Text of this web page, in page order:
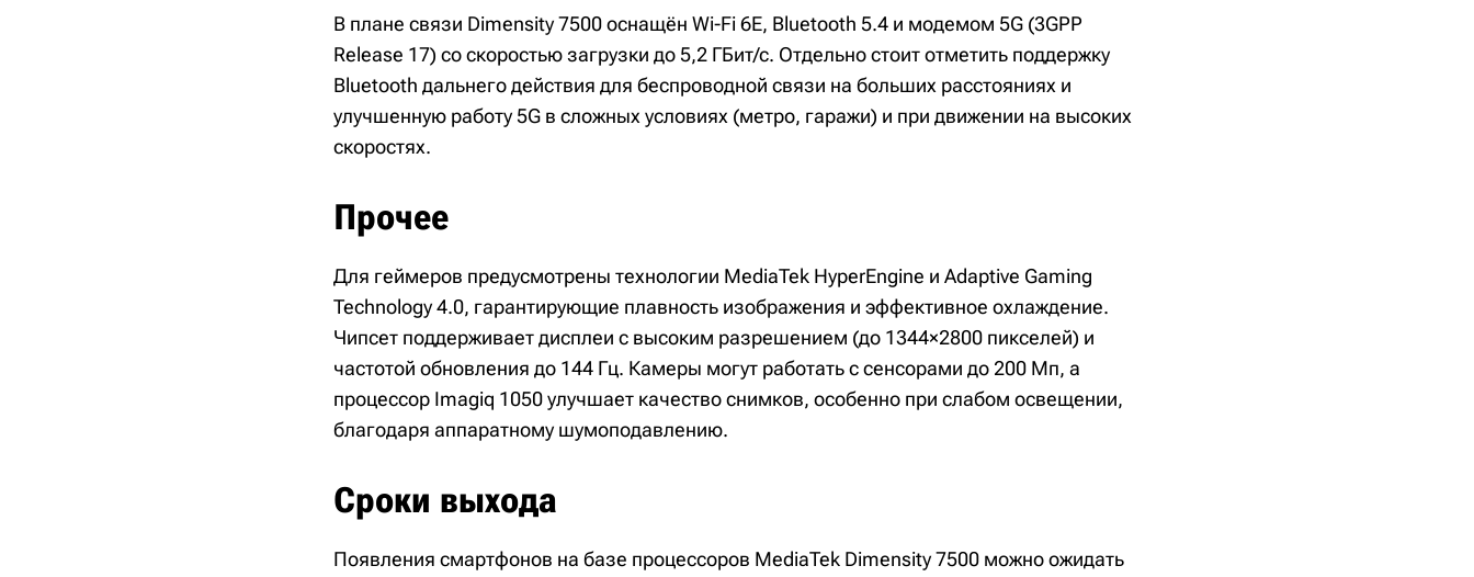
В плане связи Dimensity 7500 оснащён Wi-Fi 6E, Bluetooth 5.4 и модемом 5G (3GPP
Release 17) со скоростью загрузки до 5,2 ГБит/с. Отдельно стоит отметить поддержку
Bluetooth дальнего действия для беспроводной связи на больших расстояниях и
улучшенную работу 5G в сложных условиях (метро, гаражи) и при движении на высоких
скоростях.
Прочее
Для геймеров предусмотрены технологии MediaTek HyperEngine и Adaptive Gaming
Technology 4.0, гарантирующие плавность изображения и эффективное охлаждение.
Чипсет поддерживает дисплеи с высоким разрешением (до 1344×2800 пикселей) и
частотой обновления до 144 Гц. Камеры могут работать с сенсорами до 200 Мп, а
процессор Imagiq 1050 улучшает качество снимков, особенно при слабом освещении,
благодаря аппаратному шумоподавлению.
Сроки выхода
Появления смартфонов на базе процессоров MediaTek Dimensity 7500 можно ожидать